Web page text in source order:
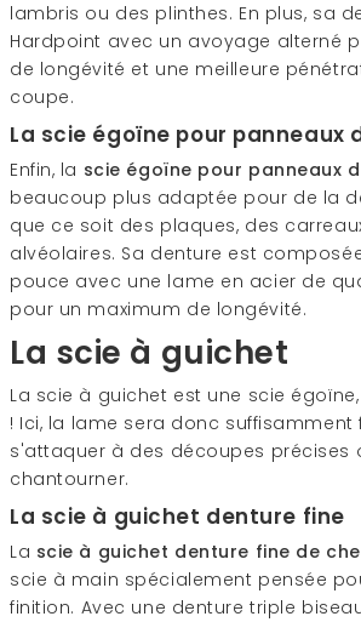
lambris ou des plinthes. En plus, sa
Hardpoint avec un avoyage alterné
de longévité et une meilleure
coupe.
La scie égoïne pour panneaux
Enfin, la scie égoïne pour panneaux
beaucoup plus adaptée pour de la
que ce soit des plaques, des
alvéolaires. Sa denture est
pouce avec une lame en acier de
pour un maximum de longévité.
La scie à guichet
La scie à guichet est une scie
! Ici, la lame sera donc suffisamment
s'attaquer à des découpes précises
chantourner.
La scie à guichet denture fine
La scie à guichet denture fine de
scie à main spécialement pensée
finition. Avec une denture triple